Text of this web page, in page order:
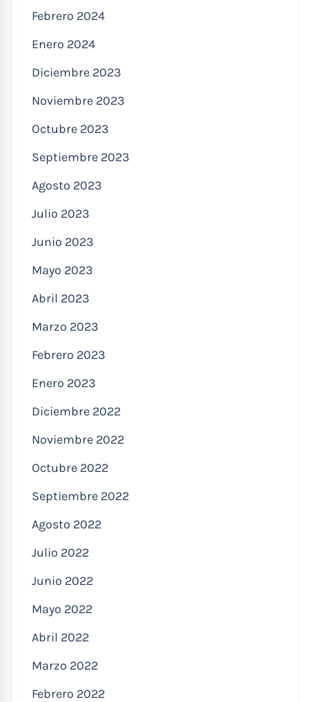
Febrero 2024
Enero 2024
Diciembre 2023
Noviembre 2023
Octubre 2023
Septiembre 2023
Agosto 2023
Julio 2023
Junio 2023
Mayo 2023
Abril 2023
Marzo 2023
Febrero 2023
Enero 2023
Diciembre 2022
Noviembre 2022
Octubre 2022
Septiembre 2022
Agosto 2022
Julio 2022
Junio 2022
Mayo 2022
Abril 2022
Marzo 2022
Febrero 2022